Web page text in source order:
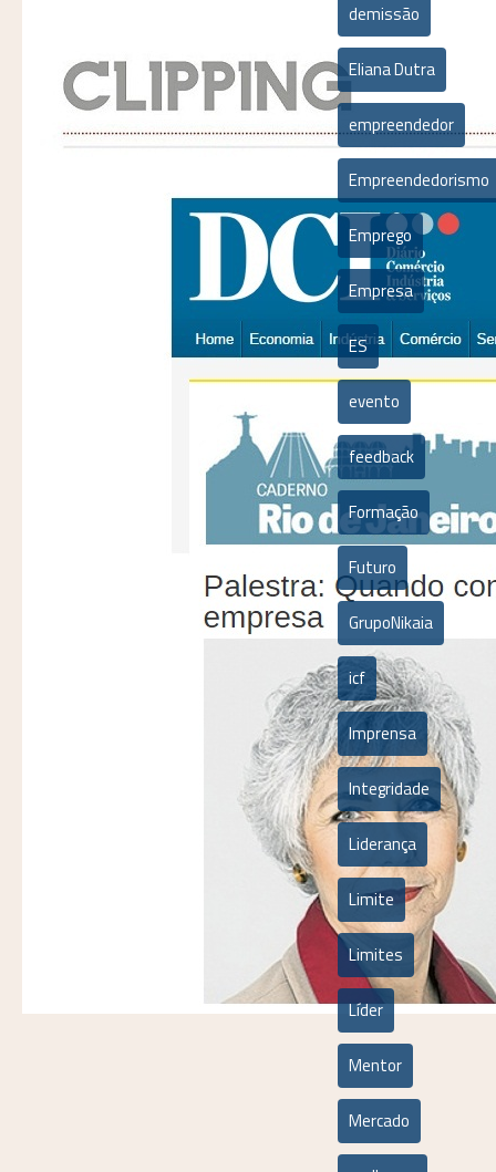
demissão
Eliana Dutra
empreendedor
Empreendedorismo
Emprego
Empresa
ES
evento
feedback
Formação
Futuro
GrupoNikaia
icf
Imprensa
Integridade
Liderança
Limite
Limites
Líder
Mentor
Mercado